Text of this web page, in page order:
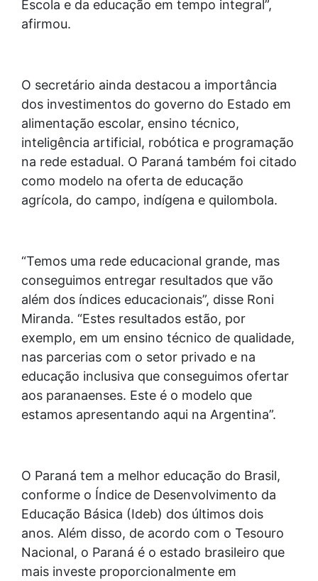
Escola e da educação em tempo integral”,
afirmou.
O secretário ainda destacou a importância
dos investimentos do governo do Estado em
alimentação escolar, ensino técnico,
inteligência artificial, robótica e programação
na rede estadual. O Paraná também foi citado
como modelo na oferta de educação
agrícola, do campo, indígena e quilombola.
“Temos uma rede educacional grande, mas
conseguimos entregar resultados que vão
além dos índices educacionais”, disse Roni
Miranda. “Estes resultados estão, por
exemplo, em um ensino técnico de qualidade,
nas parcerias com o setor privado e na
educação inclusiva que conseguimos ofertar
aos paranaenses. Este é o modelo que
estamos apresentando aqui na Argentina”.
O Paraná tem a melhor educação do Brasil,
conforme o Índice de Desenvolvimento da
Educação Básica (Ideb) dos últimos dois
anos. Além disso, de acordo com o Tesouro
Nacional, o Paraná é o estado brasileiro que
mais investe proporcionalmente em